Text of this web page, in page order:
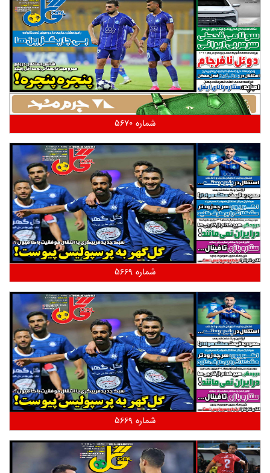
شماره 5670
شماره 5669
شماره 5669